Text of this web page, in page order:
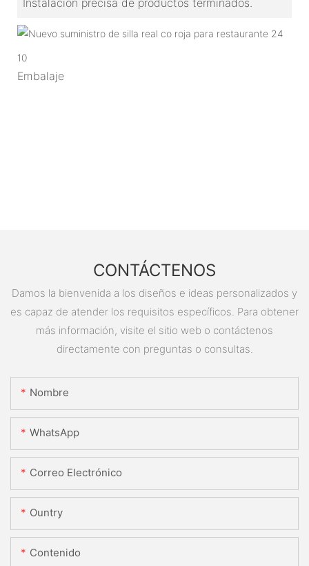
10
Embalaje
CONTÁCTENOS
Damos la bienvenida a los diseños e ideas personalizados y
es capaz de atender los requisitos específicos. Para obtener
más información, visite el sitio web o contáctenos
directamente con preguntas o consultas.
Nombre
WhatsApp
Correo Electrónico
Ountry
Contenido